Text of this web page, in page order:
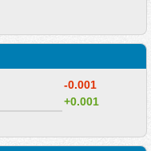
-0.001
+0.001